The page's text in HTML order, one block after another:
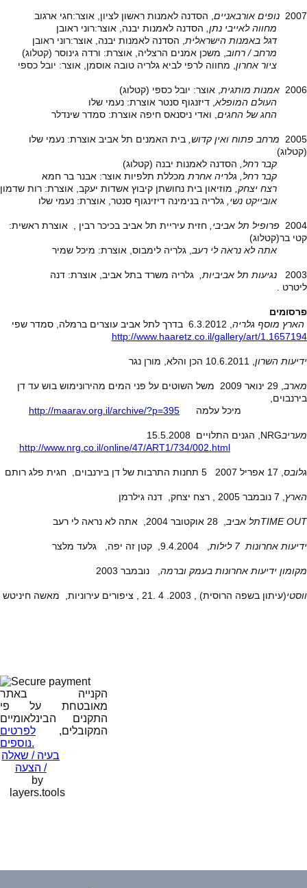
2007 נופים אורבאניים , הסדנה לאמנות ראשון לציון, אוצר:חגי ארגוב
מחווה לאייבי נתן, הסדנה לאמנות יבנה, אוצר:רוני ראובן
דגל באמנות הישראלית , הסדנה לאמנות יבנה, אוצר:רוני ראובן
מרחב / רחוב , משכן אמנים הרצליה, אוצרת: ורדה גינוסר (קטלוג)
ציור אחרון , מחווה לרפי לביא גלריה טובה אוסמן, אוצר: יובל כספי
2006 אמנות מותגית , אוצר: יובל כספי (קטלוג)
העולם המופלא , דיזנגוף סנטר אוצרת: נעמי שלו
החג של החגים , ואדי ניסנאס חיפה אוצרת: סמדר שינדלר
2005 מרחב פתוח ואין קדוש, בית האמנים תל אביב אוצרת: נעמי שלו
(קטלוג)
קבר רחל, הסדנה לאמנות יבנה (קטלוג)
קבר רחל,
גלריה אחרת מכללת תלפיות אוצר: אבנר בר חמא
רצח יצחק, מוזיאון בית נחושתן קיבוץ אשדות יעקב, אוצרת: רות שדמון
אובייקט נשי, גלריה בנימינה דיזינגוף סנטר, אוצרת: נעמי שלו
2004 פרופיל תל אביבי, חזית עיריית תל אביב בכיכר רבין , אוצרת ראשית:
קטי בר(קטלוג)
אתה לא נראה לי רעב , גלריה לימבוס, אוצרת: מיכל שמיר
2003 נגיעות תל אביביות,
גלריה משרד בתל אביב, אוצרת: דנה
ליטרט .
פרסומים
הארץ מוסף גלריה
http://www.haaretz.co.il/gallery/art/1.1657194
ידיעות השרון
מארב
, 29 ינואר 2009 משל השוטים על פני המים מהירונימוש בוש עד דן
בירנבוים,
מיכל עלמה http://maarav.org.il/archive/?p=395
מעריבNRG , הגנים התלויים 15.5.2008
http://www.nrg.co.il/online/47/ART1/734/002.html
גלובס
הארץ
TIME OUTתל אביב
ידיעות אחרונות 7 לילות
מקומון ידיעות אחרונות בעמק וברמה , נובמבר 2003
ווסטי(עיתון בשפה הרוסית) , 2003. 4 .21 , ציפורים עירוניות, מאשה חיניטש
הקנייה באתר
מאובטחת על פי
התקנים הבינלאומיים
המקובלים, לפרטים
נוספים.
בעיה / שאלה
/ הצעה
by
layers.tools